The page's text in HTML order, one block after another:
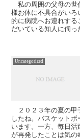
私の周囲の父母の世
様お体に不具合がい
的に病院へお連れす
だいている知人に伺
Uncategorized
２０２３年の夏の甲
したね。バスケット
います。一方、毎日
が再発したことは気